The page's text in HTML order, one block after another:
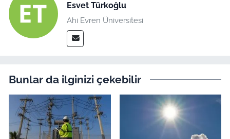
Esvet Türkoğlu
Ahi Evren Üniversitesi
Bunlar da ilginizi çekebilir